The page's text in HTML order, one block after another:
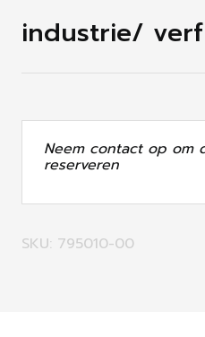
industrie/
Neem contact op om
reserveren
SKU: 795010-00